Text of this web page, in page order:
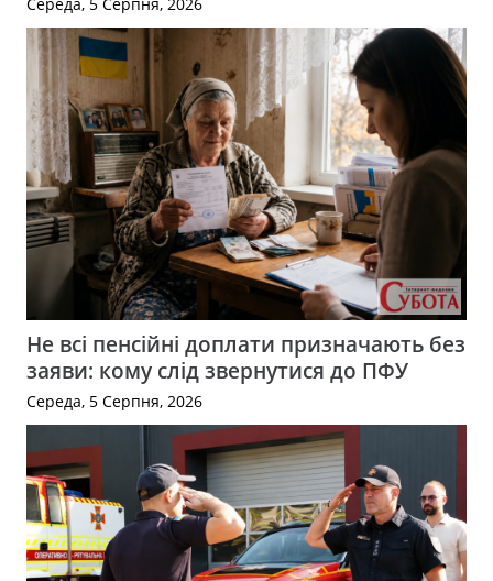
Не всі пенсійні доплати призначають без
заяви: кому слід звернутися до ПФУ
Середа, 5 Серпня, 2026